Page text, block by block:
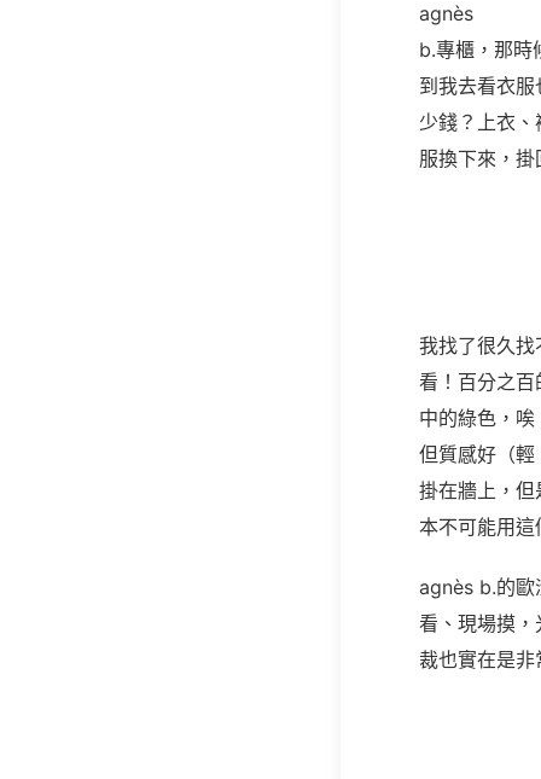
agnès
b.專櫃，那時
到我去看衣
少錢？上衣
服換下來，掛
我找了很久
看！百分之
中的綠色，
但質感好（
掛在牆上，
本不可能用
agnès b.的歐
看、現場摸
裁也實在是